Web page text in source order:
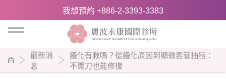
我想預約 +886-2-3393-3383
最新消
息
饅化有救嗎？從饅化原因到顯微套管抽脂：
不開刀也能修復